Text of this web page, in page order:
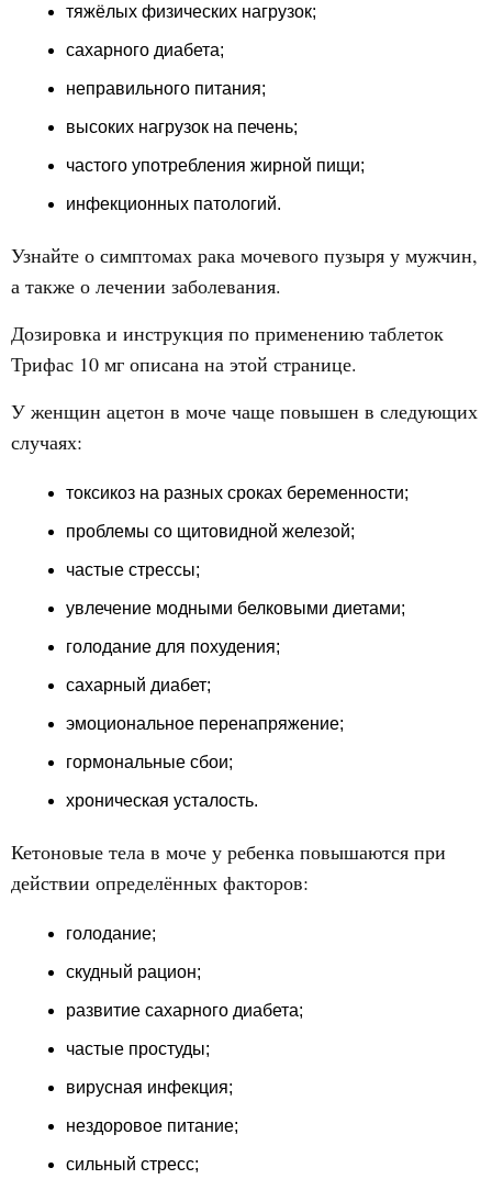
тяжёлых физических нагрузок;
сахарного диабета;
неправильного питания;
высоких нагрузок на печень;
частого употребления жирной пищи;
инфекционных патологий.
Узнайте о симптомах рака мочевого пузыря у мужчин,
а также о лечении заболевания.
Дозировка и инструкция по применению таблеток
Трифас 10 мг описана на этой странице.
У женщин ацетон в моче чаще повышен в следующих
случаях:
токсикоз на разных сроках беременности;
проблемы со щитовидной железой;
частые стрессы;
увлечение модными белковыми диетами;
голодание для похудения;
сахарный диабет;
эмоциональное перенапряжение;
гормональные сбои;
хроническая усталость.
Кетоновые тела в моче у ребенка повышаются при
действии определённых факторов:
голодание;
скудный рацион;
развитие сахарного диабета;
частые простуды;
вирусная инфекция;
нездоровое питание;
сильный стресс;